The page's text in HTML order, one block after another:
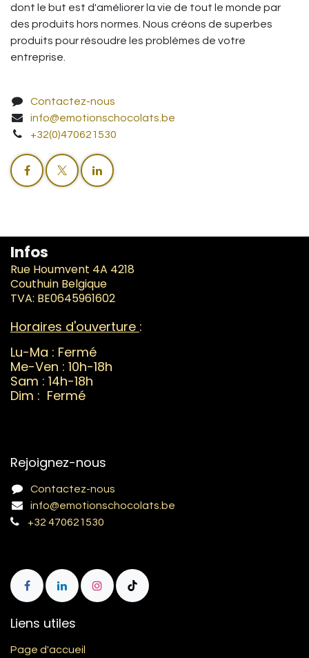
dont le but est d'améliorer la vie de tout le monde par
des produits hors normes. Nous créons de superbes
produits pour résoudre les problèmes de votre
entreprise.
Contactez-nous
info@emotionschocolats.be
+32(0)470621530
Infos
Rue Houmvent 4A 4218
Couthuin Belgique
TVA: BE0645961602
Horaires d'ouverture :
Lu-Ma : Fermé
Me-Ven : 10h-18h
Sam : 14h-18h
Dim : Fermé
Rejoignez-nous
Contactez-nous
info@emotionschocolats.be
+32 470621530
Liens utiles
Page d'accueil